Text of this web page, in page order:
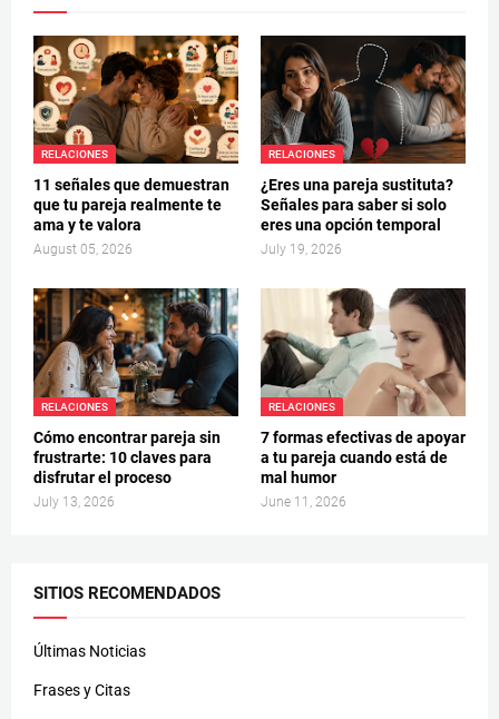
RELACIONES
11 señales que demuestran
que tu pareja realmente te
ama y te valora
August 05, 2026
RELACIONES
¿Eres una pareja sustituta?
Señales para saber si solo
eres una opción temporal
July 19, 2026
RELACIONES
Cómo encontrar pareja sin
frustrarte: 10 claves para
disfrutar el proceso
July 13, 2026
RELACIONES
7 formas efectivas de apoyar
a tu pareja cuando está de
mal humor
June 11, 2026
SITIOS RECOMENDADOS
Últimas Noticias
Frases y Citas